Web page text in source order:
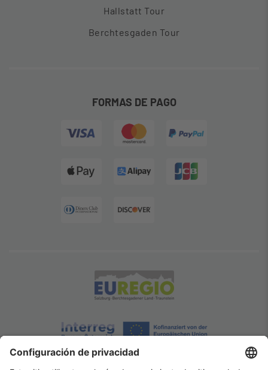
Hallstatt Tour
Berchtesgaden Tour
FORMAS DE PAGO